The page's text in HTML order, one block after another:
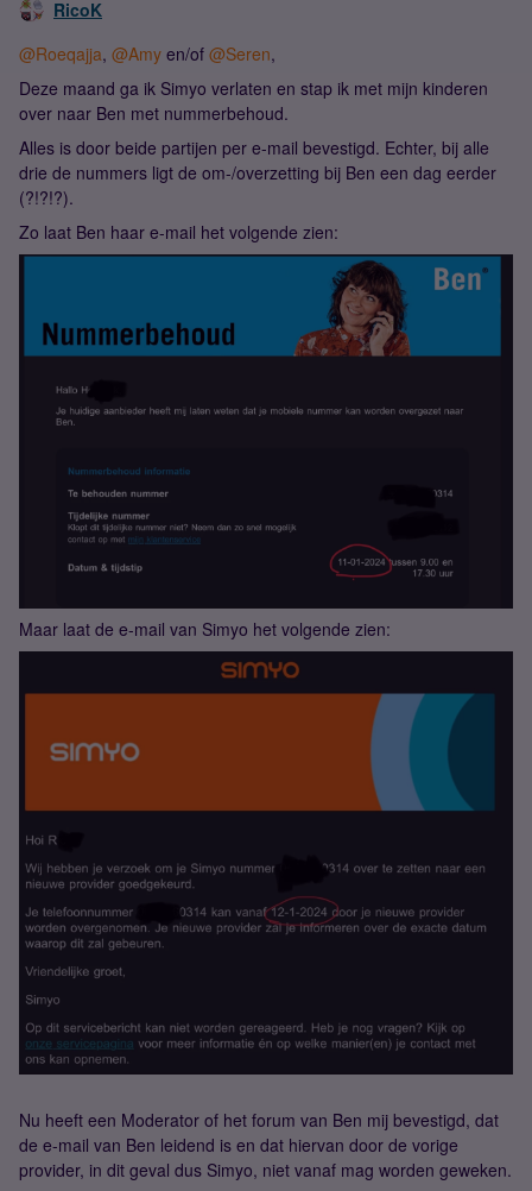
RicoK
@Roeqajja, @Amy en/of @Seren,
Deze maand ga ik Simyo verlaten en stap ik met mijn kinderen
over naar Ben met nummerbehoud.
Alles is door beide partijen per e-mail bevestigd. Echter, bij alle
drie de nummers ligt de om-/overzetting bij Ben een dag eerder
(?!?!?).
Zo laat Ben haar e-mail het volgende zien:
Maar laat de e-mail van Simyo het volgende zien:
Nu heeft een Moderator of het forum van Ben mij bevestigd, dat
de e-mail van Ben leidend is en dat hiervan door de vorige
provider, in dit geval dus Simyo, niet vanaf mag worden geweken.